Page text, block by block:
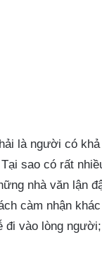
là người có
sao có rất
nhà văn lận
càm nhận
đi vào lòng